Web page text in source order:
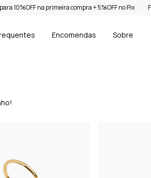
10%OFF na primeira compra + 5%OFF no Pix
Encomendas Sobre